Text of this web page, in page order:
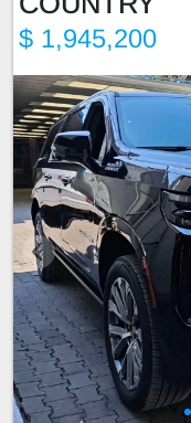
$ 1,945,200